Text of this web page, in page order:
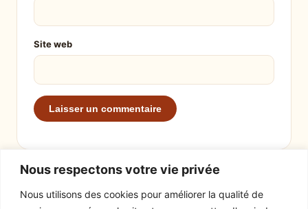
Nous respectons votre vie privée
Nous utilisons des cookies pour améliorer la qualité de
Site web